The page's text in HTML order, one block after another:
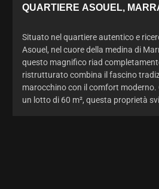
QUARTIERE ASOUEL,
Situato nel quartiere autentico e
Asouel, nel cuore della medina di
questo magnifico riad
ristrutturato combina il fascino
marocchino con il comfort moderno.
un lotto di 60 m², questa proprietà